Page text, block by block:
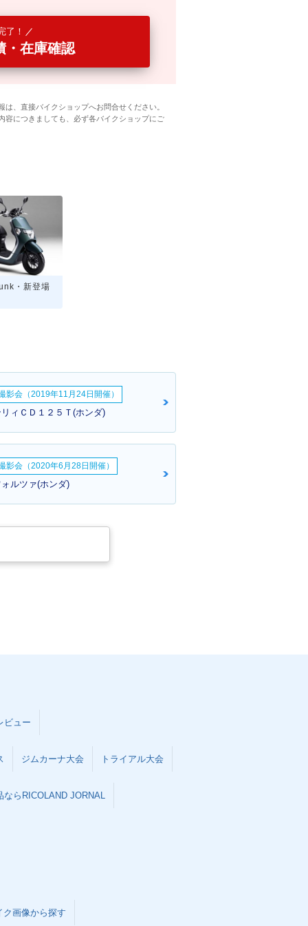
了！
・在庫確認
、直接バイクショップへお問合せください。
容につきましても、必ず各バイクショップにご
・新登場
影会（2019年11月24日開催）
ィＣＤ１２５Ｔ(ホンダ)
影会（2020年6月28日開催）
ルツァ(ホンダ)
ビュー
ジムカーナ大会 トライアル大会
ならRICOLAND JORNAL
ク画像から探す